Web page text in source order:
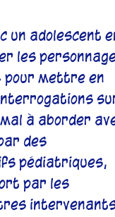
un adolescent
les
​​pour mettre en
à aborder
des
pédiatriques,
par les